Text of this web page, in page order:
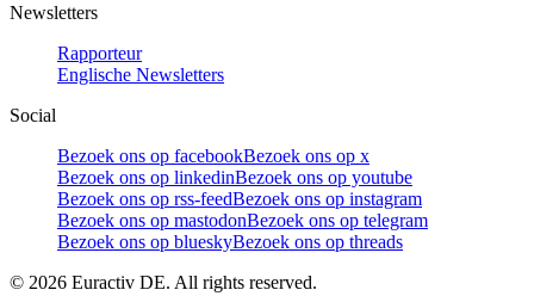
Newsletters
Rapporteur
Englische Newsletters
Social
Bezoek ons op facebookBezoek ons op x
Bezoek ons op linkedinBezoek ons op youtube
Bezoek ons op rss-feedBezoek ons op instagram
Bezoek ons op mastodonBezoek ons op telegram
Bezoek ons op blueskyBezoek ons op threads
© 2026 Euractiv DE. All rights reserved.